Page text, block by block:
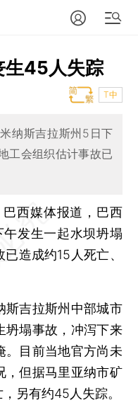
生45人失踪
T中
纳斯吉拉斯州5日下
工会组织估计事故已
西媒体报道，巴西
发生一起水坝坍塌
造成约15人死亡、
吉拉斯州中部城市
坍塌事故，冲泻下来
。目前当地官方尚未
，但据马里亚纳市矿
另有约45人失踪。